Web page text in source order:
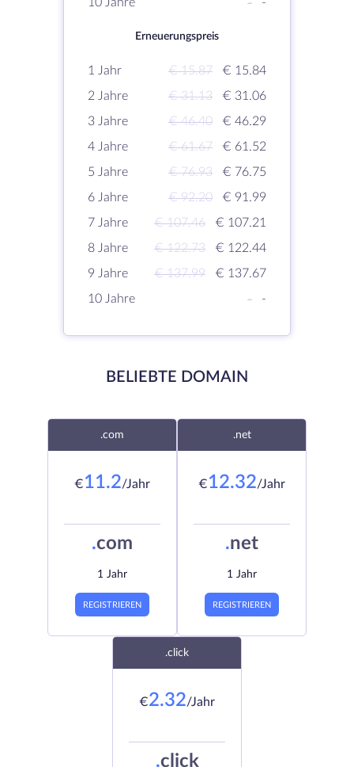
Erneuerungspreis
1 Jahr € 15.87
€ 15.84
2 Jahre
€ 31.13
€ 31.06
3 Jahre
€ 46.40
€ 46.29
4 Jahre
€ 61.67
€ 61.52
5 Jahre
€ 76.93
€ 76.75
6 Jahre
€ 92.20
€ 91.99
7 Jahre
€ 107.46
€ 107.21
8 Jahre
€ 122.73
€ 122.44
9 Jahre
€ 137.99
€ 137.67
10 Jahre
- -
BELIEBTE DOMAIN
.com
€11.2/Jahr
.com
1 Jahr
REGISTRIEREN
.net
€12.32/Jahr
.net
1 Jahr
REGISTRIEREN
.click
€2.32/Jahr
.click